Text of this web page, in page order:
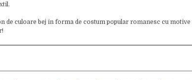
de culoare bej in forma de costum popular romanesc cu